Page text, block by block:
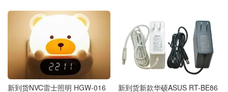
新到货NVC雷士照明 HGW‑016
新到货新款华硕ASUS RT-BE86